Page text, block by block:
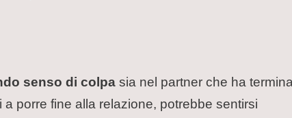
senso di colpa sia nel partner che ha
porre fine alla relazione, potrebbe sentirsi